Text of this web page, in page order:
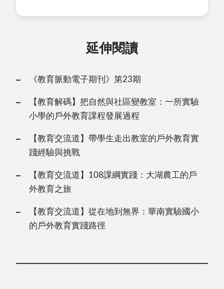
延伸閱讀
《教育脈動電子期刊》第23期
【教育解碼】把⾃然與社區變教室：⼀所實驗
⼩學的⼾外教育課程發展過程
【教育交流道】帶學⽣⾛出教室的⼾外教育實
踐經驗與挑戰
【教育交流道】108課綱實踐：⼤湖農⼯的⼾
外教育之旅
【教育交流道】從在地到無界：華南實驗國⼩
的⼾外教育實踐路徑